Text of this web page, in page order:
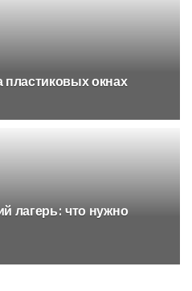
окнах
лагерь: что нужно